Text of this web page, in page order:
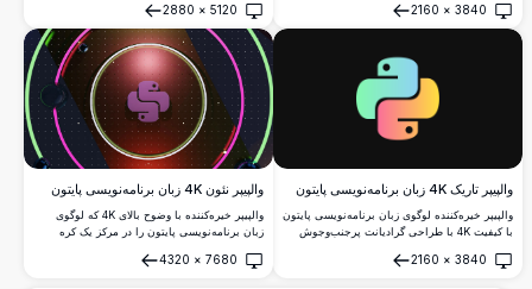
علاقه‌مندان به فناوری.
3840
×
2160
باز کردن
ملایم. مناسب برای دسکتاپ توسعه‌دهندگان و
علاقه‌مندان به فناوری.
5120
×
2880
باز کردن
والپیپر تاریک 4K زبان برنامه‌نویسی پایتون
والپیپر خیره‌کننده لوگوی زبان برنامه‌نویسی پایتون
با کیفیت 4K با طراحی گرادیانت پرجنب‌وجوش
3840
×
2160
باز کردن
والپیپر نئون 4K زبان برنامه‌نویسی پایتون
والپیپر خیره‌کننده با وضوح بالای 4K که لوگوی
زبان برنامه‌نویسی پایتون را در مرکز یک کره
سبز و صورتی روشن در پس‌زمینه‌ای تاریک و
7680
×
4320
باز کردن